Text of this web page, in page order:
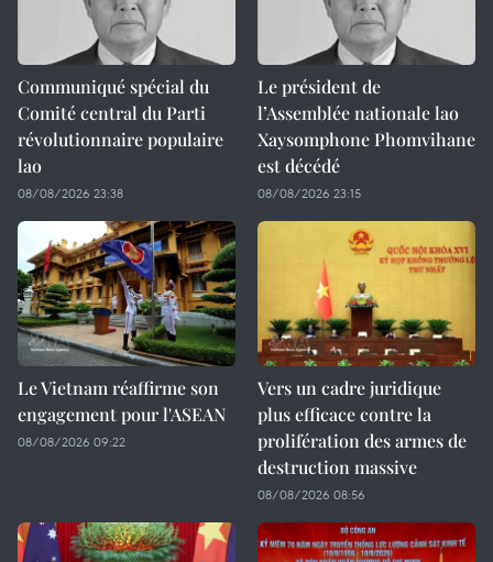
Communiqué spécial du
Comité central du Parti
révolutionnaire populaire
lao
08/08/2026 23:38
Le président de
l’Assemblée nationale lao
Xaysomphone Phomvihane
est décédé
08/08/2026 23:15
Le Vietnam réaffirme son
engagement pour l'ASEAN
08/08/2026 09:22
Vers un cadre juridique
plus efficace contre la
prolifération des armes de
destruction massive
08/08/2026 08:56